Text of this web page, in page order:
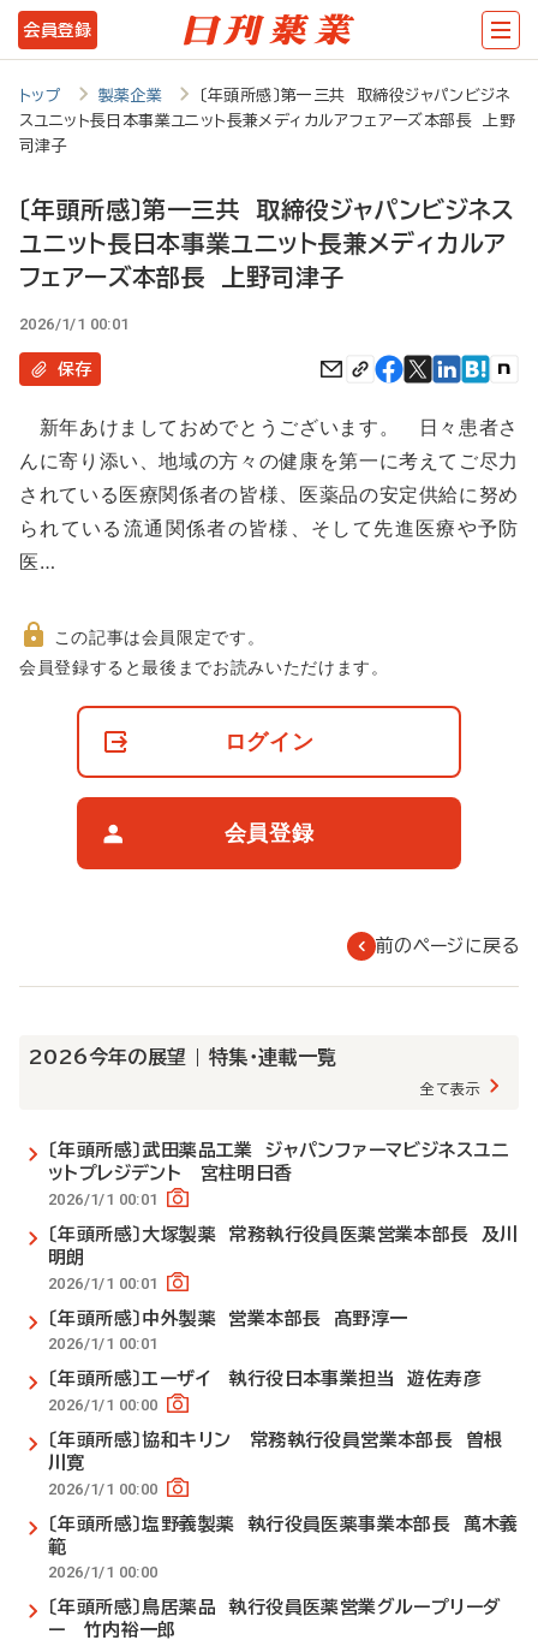
メ
イ
コ
に
会員登録
トップ 製薬企業
〔年頭所感〕第一三共 取締役ジャパンビジネ
スユニット長日本事業ユニット長兼メディカルアフェアーズ本部長 上野
司津子
〔年頭所感〕第一三共 取締役ジャパンビジネス
ユニット長日本事業ユニット長兼メディカルア
フェアーズ本部長 上野司津子
2026/1/1 00:01
保存
新年あけましておめでとうございます。 日々患者さ
んに寄り添い、地域の方々の健康を第一に考えてご尽力
されている医療関係者の皆様、医薬品の安定供給に努め
られている流通関係者の皆様、そして先進医療や予防
医…
非
この記事は会員限定です。
会員登録すると最後までお読みいただけます。
ログイン
会員登録
前のページに戻る
2026今年の展望 | 特集・連載一覧
全て表示
〔年頭所感〕武田薬品工業 ジャパンファーマビジネスユニ
ットプレジデント 宮柱明日香
2026/1/1 00:01
〔年頭所感〕大塚製薬 常務執行役員医薬営業本部長 及川
明朗
2026/1/1 00:01
〔年頭所感〕中外製薬 営業本部長 髙野淳一
2026/1/1 00:01
〔年頭所感〕エーザイ 執行役日本事業担当 遊佐寿彦
2026/1/1 00:00
〔年頭所感〕協和キリン 常務執行役員営業本部長 曽根
川寛
2026/1/1 00:00
〔年頭所感〕塩野義製薬 執行役員医薬事業本部長 萬木義
範
2026/1/1 00:00
〔年頭所感〕鳥居薬品 執行役員医薬営業グループリーダ
ー 竹内裕一郎